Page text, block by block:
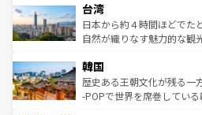
ならではの贅沢な旅のスタイルだ。 なお、新
情報はコンテンツ一覧を参
れるおもてなしの心で訪れ
人々、おいしいローカルフ
ク、伝統的なフラダンスな
ワイを、存分に味わってほしい。 なお、新着のハ
はコンテンツ一覧を参照し
リアリーフや大陸中央部に
ク）、タスマニアの美しい
ど、見どころがたくさん。
いる。アクティビティも充
ビング、ハイキングなど、
い。オーストラリアの多彩
台湾
日本から約４時間ほどでた
自然が織りなす魅力的な観
ン）、静ひつな山岳地帯で
と山間の静けさが共存して
驚きをもたらしてくれる。
韓国
歴史ある王朝文化が残る一
-POPで世界を席巻してい